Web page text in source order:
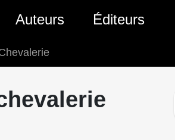
Manga
Auteurs Éditeurs